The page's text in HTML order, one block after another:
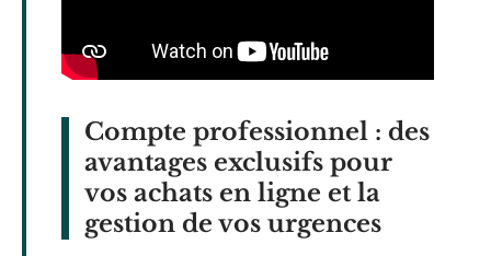
Compte professionnel : des
avantages exclusifs pour
vos achats en ligne et la
gestion de vos urgences